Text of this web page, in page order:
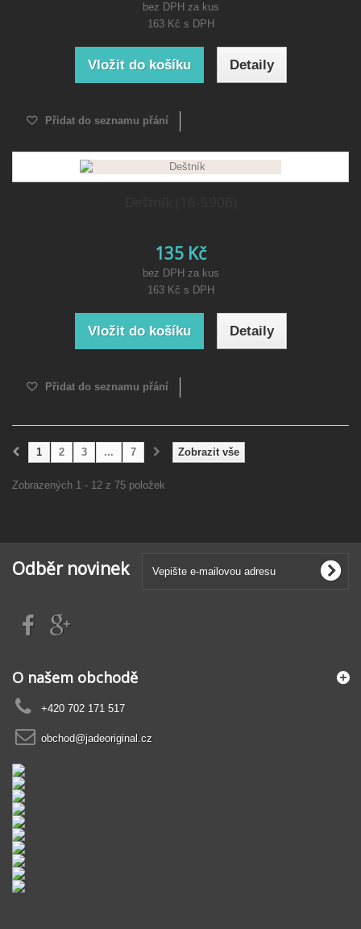
bez DPH za kus
163 Kč s DPH
Vložit do košíku Detaily
Přidat do seznamu přání
135 Kč
bez DPH za kus
163 Kč s DPH
Vložit do košíku Detaily
Přidat do seznamu přání
Zobrazit vše
1 2 3 ... 7
Zobrazených 1 - 12 z 75 položek
Odběr novinek
O našem obchodě
+420 702 171 517
obchod@jadeoriginal.cz